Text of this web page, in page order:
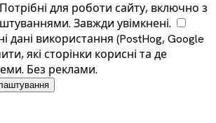
Потрібні для роботи сайту, включно з
Завжди увімкнені.
дані використання (PostHog, Google
які сторінки корисні та де
Без реклами.